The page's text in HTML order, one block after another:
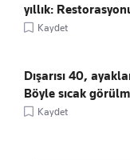
yıllık:
Kaydet
Dışarısı 40,
Böyle sıcak
Kaydet